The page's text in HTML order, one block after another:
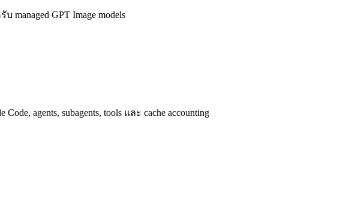
บ managed GPT Image models
agents, subagents, tools และ cache accounting